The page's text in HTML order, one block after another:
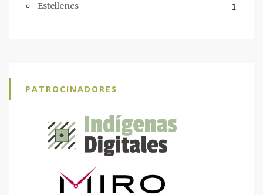
Estellencs
1
PATROCINADORES